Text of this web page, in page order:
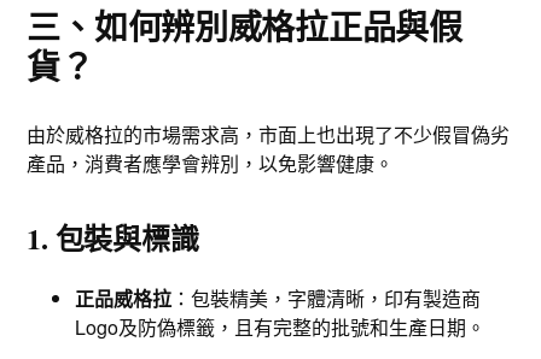
三、如何辨別威格拉正品與假
貨？
由於威格拉的市場需求高，市面上也出現了不少假冒偽劣
產品，消費者應學會辨別，以免影響健康。
1. 包裝與標識
正品威格拉 ：包裝精美，字體清晰，印有製造商
Logo及防偽標籤，且有完整的批號和生產日期。